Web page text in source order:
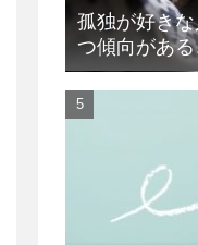
孤独が好き
つ傾向があ